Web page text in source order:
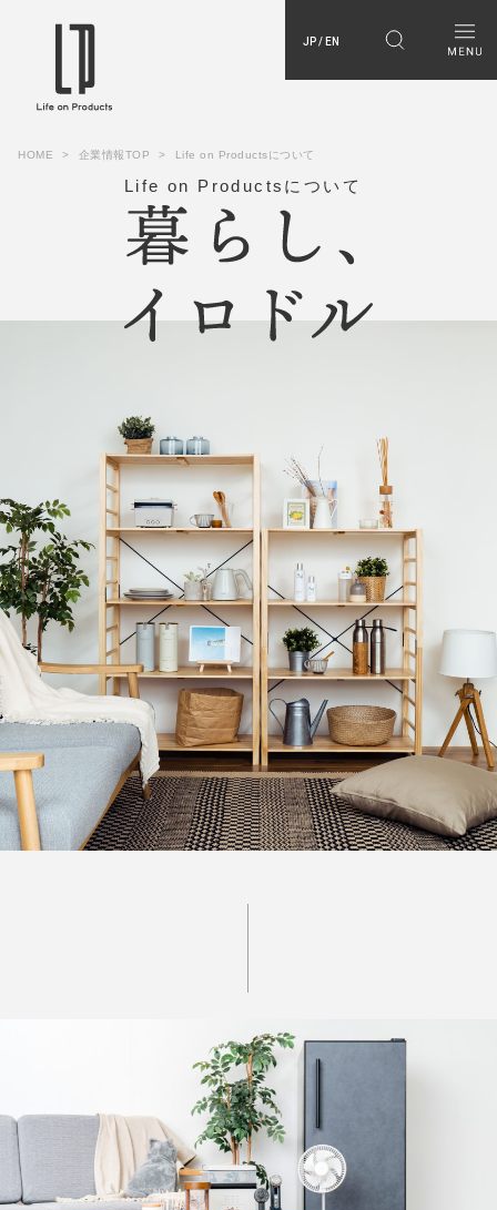
JP / EN
HOME 企業情報TOP Life on Productsについて
Life on Productsについて